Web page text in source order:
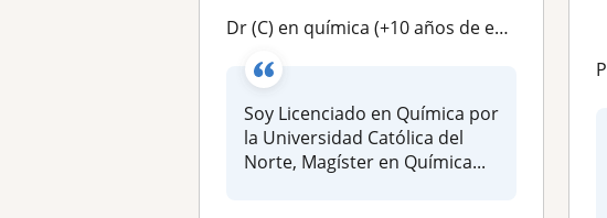
Dr (C) en química (+10 años de exp) imparte clases particulares en química, física y matemática
Soy Licenciado en Química por
la Universidad Católica del
Norte, Magíster en Química...